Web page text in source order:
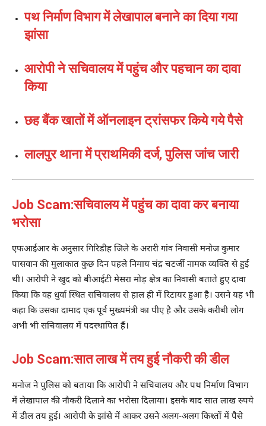
पथ निर्माण विभाग में लेखापाल बनाने का दिया गया
झांसा
आरोपी ने सचिवालय में पहुंच और पहचान का दावा
किया
छह बैंक खातों में ऑनलाइन ट्रांसफर किये गये पैसे
लालपुर थाना में प्राथमिकी दर्ज, पुलिस जांच जारी
Job Scam:सचिवालय में पहुंच का दावा कर बनाया
भरोसा
एफआईआर के अनुसार गिरिडीह जिले के अरारी गांव निवासी मनोज कुमार
पासवान की मुलाकात कुछ दिन पहले निमाय चंद्र चटर्जी नामक व्यक्ति से हुई
थी। आरोपी ने खुद को बीआईटी मेसरा मोड़ क्षेत्र का निवासी बताते हुए दावा
किया कि वह धुर्वा स्थित सचिवालय से हाल ही में रिटायर हुआ है। उसने यह भी
कहा कि उसका दामाद एक पूर्व मुख्यमंत्री का पीए है और उसके करीबी लोग
अभी भी सचिवालय में पदस्थापित हैं।
Job Scam:सात लाख में तय हुई नौकरी की डील
मनोज ने पुलिस को बताया कि आरोपी ने सचिवालय और पथ निर्माण विभाग
में लेखापाल की नौकरी दिलाने का भरोसा दिलाया। इसके बाद सात लाख रुपये
में डील तय हुई। आरोपी के झांसे में आकर उसने अलग-अलग किश्तों में पैसे